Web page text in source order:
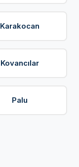
Karakocan
Kovancılar
Palu